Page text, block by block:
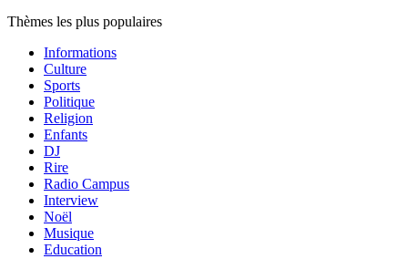
Thèmes les plus populaires
Informations
Culture
Sports
Politique
Religion
Enfants
DJ
Rire
Radio Campus
Interview
Noël
Musique
Education